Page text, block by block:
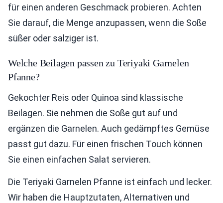
für einen anderen Geschmack probieren. Achten
Sie darauf, die Menge anzupassen, wenn die Soße
süßer oder salziger ist.
Welche Beilagen passen zu Teriyaki Garnelen
Pfanne?
Gekochter Reis oder Quinoa sind klassische
Beilagen. Sie nehmen die Soße gut auf und
ergänzen die Garnelen. Auch gedämpftes Gemüse
passt gut dazu. Für einen frischen Touch können
Sie einen einfachen Salat servieren.
Die Teriyaki Garnelen Pfanne ist einfach und lecker.
Wir haben die Hauptzutaten, Alternativen und